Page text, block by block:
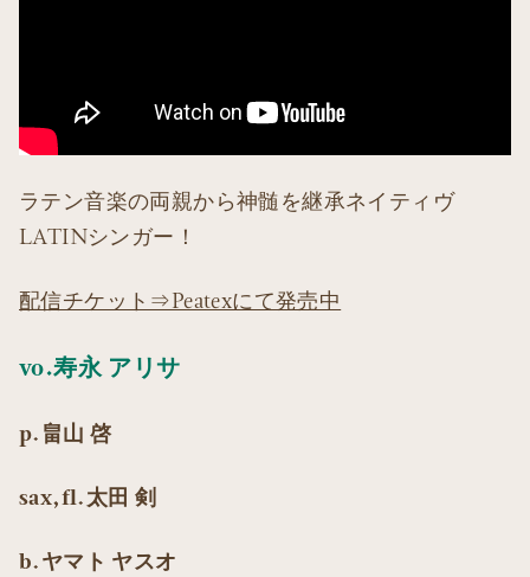
ラテン音楽の両親から神髄を継承ネイティヴ
LATINシンガー！
配信チケット⇒Peatexにて発売中
vo.寿永 アリサ
p.畠山 啓
sax,fl.太田 剣
b.ヤマト ヤスオ